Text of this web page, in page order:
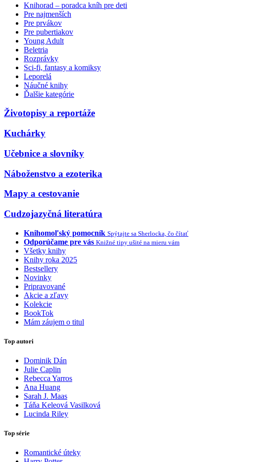
Knihorad – poradca kníh pre deti
Pre najmenších
Pre prvákov
Pre pubertiakov
Young Adult
Beletria
Rozprávky
Sci-fi, fantasy a komiksy
Leporelá
Náučné knihy
Ďalšie kategórie
Životopisy a reportáže
Kuchárky
Učebnice a slovníky
Náboženstvo a ezoterika
Mapy a cestovanie
Cudzojazyčná literatúra
Knihomoľský pomocník Spýtajte sa Sherlocka, čo čítať
Odporúčame pre vás Knižné tipy ušité na mieru vám
Všetky knihy
Knihy roka 2025
Bestsellery
Novinky
Pripravované
Akcie a zľavy
Kolekcie
BookTok
Mám záujem o titul
Top autori
Dominik Dán
Julie Caplin
Rebecca Yarros
Ana Huang
Sarah J. Maas
Táňa Keleová Vasilková
Lucinda Riley
Top série
Romantické úteky